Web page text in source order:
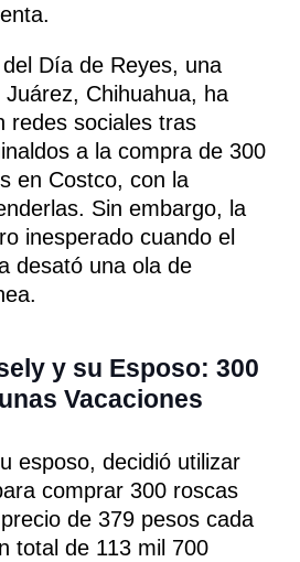
Día de Reyes, una
Chihuahua, ha
redes sociales tras
a la compra de 300
en Costco, con la
Sin embargo, la
inesperado cuando el
desató una ola de
y su Esposo: 300
Vacaciones
esposo, decidió utilizar
comprar 300 roscas
de 379 pesos cada
total de 113 mil 700